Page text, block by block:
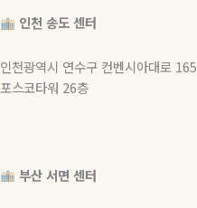
인천 송도 센터
인천광역시 연수구 컨벤시아대로 165
포스코타워 26층
부산 서면 센터